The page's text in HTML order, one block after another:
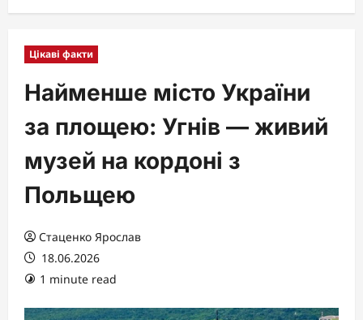
Цікаві факти
Найменше місто України
за площею: Угнів — живий
музей на кордоні з
Польщею
Стаценко Ярослав
18.06.2026
1 minute read